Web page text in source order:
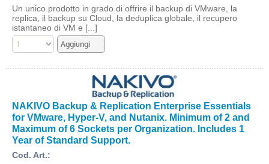
Un unico prodotto in grado di offrire il backup di VMware, la
replica, il backup su Cloud, la deduplica globale, il recupero
istantaneo di VM e [...]
NAKIVO Backup & Replication Enterprise Essentials
for VMware, Hyper-V, and Nutanix. Minimum of 2 and
Maximum of 6 Sockets per Organization. Includes 1
Year of Standard Support.
Cod. Art.: